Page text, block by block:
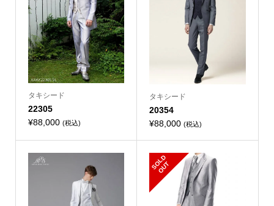
タキシード
22305
¥88,000 (税込)
タキシード
20354
¥88,000 (税込)
S
O
L
D
O
U
T